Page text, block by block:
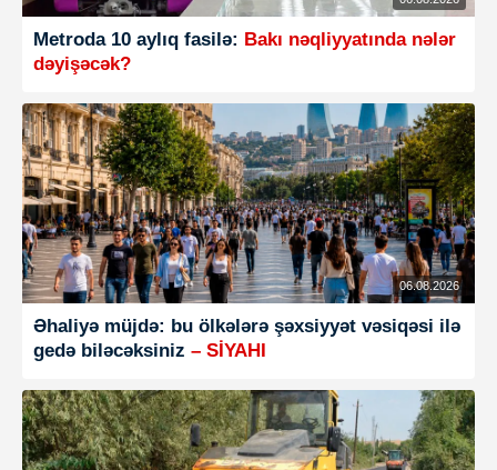
Metroda 10 aylıq fasilə: Bakı nəqliyyatında nələr
dəyişəcək?
06.08.2026
Əhaliyə müjdə: bu ölkələrə şəxsiyyət vəsiqəsi ilə
gedə biləcəksiniz – SİYAHI